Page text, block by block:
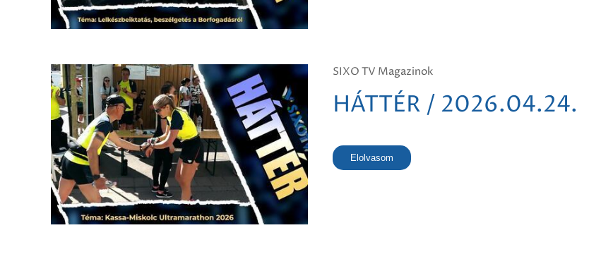
SIXO TV Magazinok
HÁTTÉR / 2026.04.24.
Elolvasom